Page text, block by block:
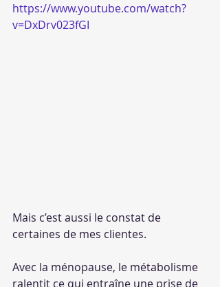
https://www.youtube.com/watch?
v=DxDrv023fGI
Mais c’est aussi le constat de
certaines de mes clientes.
Avec la ménopause, le métabolisme
ralentit ce qui entraîne une prise de